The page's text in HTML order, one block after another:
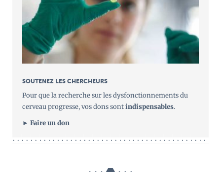
SOUTENEZ LES CHERCHEURS
Pour que la recherche sur les dysfonctionnements du
cerveau progresse, vos dons sontindispensables.
► Faire un don